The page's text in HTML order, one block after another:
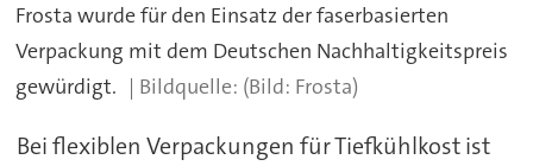
Frosta wurde für den Einsatz der faserbasierten
Verpackung mit dem Deutschen Nachhaltigkeitspreis
gewürdigt.
(Bild: Frosta)
Bei flexiblen Verpackungen für Tiefkühlkost ist